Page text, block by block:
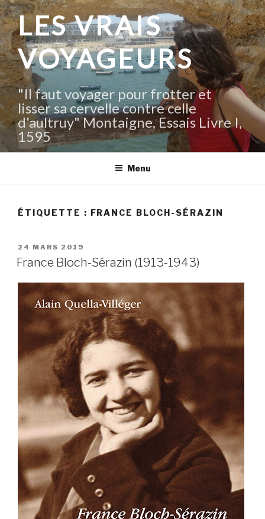
Aller
au
contenu
principal
LES VRAIS
VOYAGEURS
"Il faut voyager pour frotter et
lisser sa cervelle contre celle
d'aultruy" Montaigne, Essais Livre I,
1595
Menu
ÉTIQUETTE : FRANCE BLOCH-SÉRAZIN
PUBLIÉ
LE
24 MARS 2019
France Bloch-Sérazin (1913-1943)